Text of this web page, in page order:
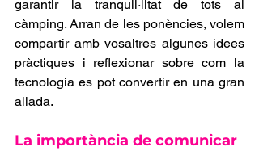
garantir la tranquil·litat de tots al
càmping. Arran de les ponències, volem
compartir amb vosaltres algunes idees
pràctiques i reflexionar sobre com la
tecnologia es pot convertir en una gran
aliada.
La importància de comunicar